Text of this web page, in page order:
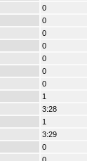
0
0
0
0
0
0
0
1
3:28
1
3:29
0